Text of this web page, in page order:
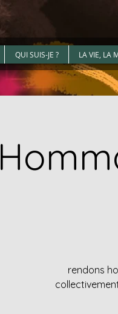
QUI SUIS-JE ? LA VIE, LA
rendons